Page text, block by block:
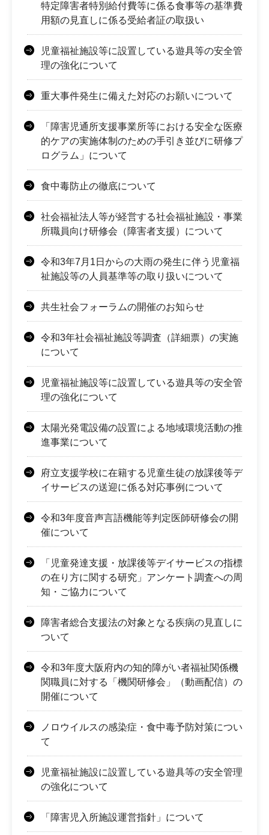
特定障害者特別給付費等に係る食事等の基準費
用額の見直しに係る受給者証の取扱い
児童福祉施設等に設置している遊具等の安全管
理の強化について
重大事件発生に備えた対応のお願いについて
「障害児通所支援事業所等における安全な医療
的ケアの実施体制のための手引き並びに研修プ
ログラム」について
食中毒防止の徹底について
社会福祉法人等が経営する社会福祉施設・事業
所職員向け研修会（障害者支援）について
令和3年7月1日からの大雨の発生に伴う児童福
祉施設等の人員基準等の取り扱いについて
共生社会フォーラムの開催のお知らせ
令和3年社会福祉施設等調査（詳細票）の実施
について
児童福祉施設等に設置している遊具等の安全管
理の強化について
太陽光発電設備の設置による地域環境活動の推
進事業について
府立支援学校に在籍する児童生徒の放課後等デ
イサービスの送迎に係る対応事例について
令和3年度音声言語機能等判定医師研修会の開
催について
「児童発達支援・放課後等デイサービスの指標
の在り方に関する研究」アンケート調査への周
知・ご協力について
障害者総合支援法の対象となる疾病の見直しに
ついて
令和3年度大阪府内の知的障がい者福祉関係機
関職員に対する「機関研修会」（動画配信）の
開催について
ノロウイルスの感染症・食中毒予防対策につい
て
児童福祉施設に設置している遊具等の安全管理
の強化について
「障害児入所施設運営指針」について